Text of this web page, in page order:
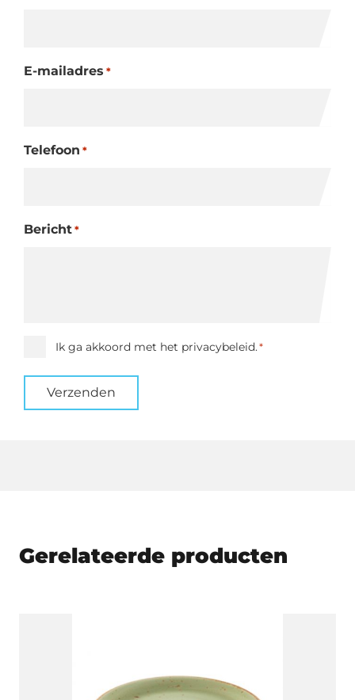
E-mailadres *
Telefoon *
Bericht *
Instemming
Ik ga akkoord met het privacybeleid.*
Verzenden
Gerelateerde producten